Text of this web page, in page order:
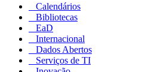
Calendários
Bibliotecas
EaD
Internacional
Dados Abertos
Serviços de TI